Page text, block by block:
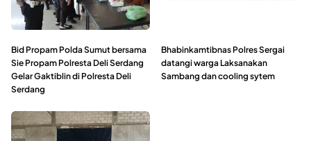
Bid Propam Polda Sumut bersama
Sie Propam Polresta Deli Serdang
Gelar Gaktiblin di Polresta Deli
Serdang
Bhabinkamtibnas Polres Sergai
datangi warga Laksanakan
Sambang dan cooling sytem